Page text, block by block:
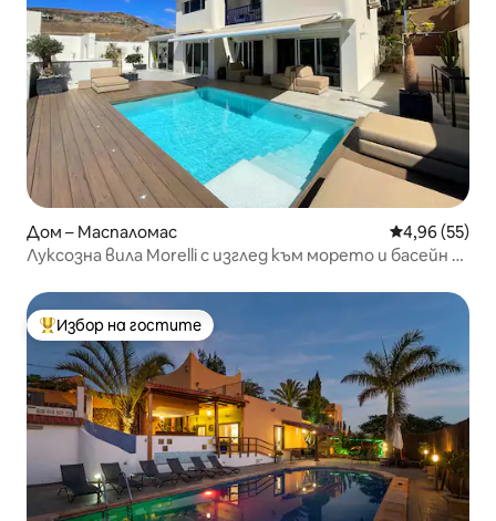
Дом – Маспаломас Средна
4,96 (55)
Луксозна вила Morelli с изглед към морето и басейн с
Най-популярен избор на гостите
Избор на гостите